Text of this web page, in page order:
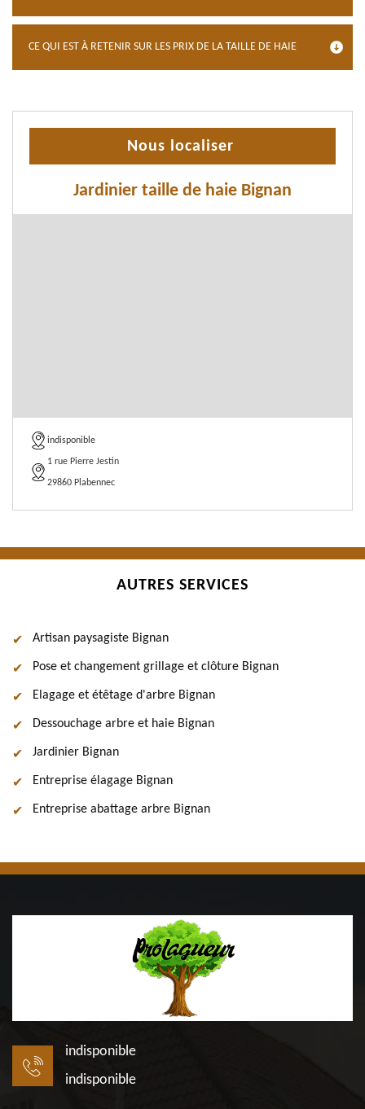
CE QUI EST À RETENIR SUR LES PRIX DE LA TAILLE DE HAIE
Nous localiser
Jardinier taille de haie Bignan
indisponible
1 rue Pierre Jestin
29860 Plabennec
AUTRES SERVICES
Artisan paysagiste Bignan
Pose et changement grillage et clôture Bignan
Elagage et étêtage d'arbre Bignan
Dessouchage arbre et haie Bignan
Jardinier Bignan
Entreprise élagage Bignan
Entreprise abattage arbre Bignan
indisponible
indisponible